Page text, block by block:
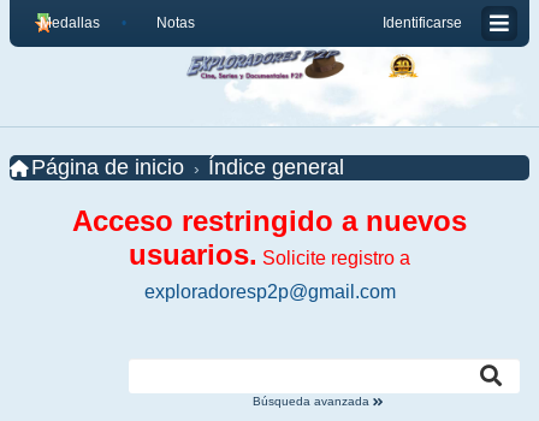
Identificarse
Medallas Notas
Página de inicio Índice general
Acceso restringido a nuevos
usuarios. Solicite registro a
exploradoresp2p@gmail.com
Búsqueda avanzada